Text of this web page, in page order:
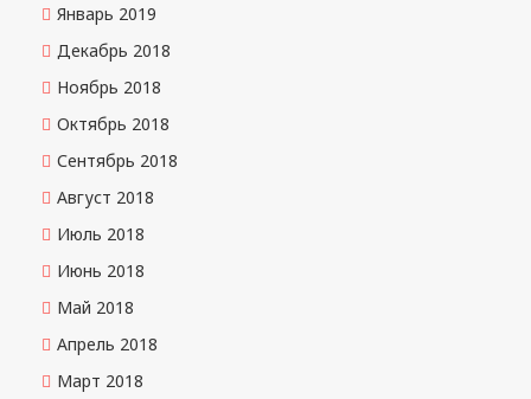
Январь 2019
Декабрь 2018
Ноябрь 2018
Октябрь 2018
Сентябрь 2018
Август 2018
Июль 2018
Июнь 2018
Май 2018
Апрель 2018
Март 2018